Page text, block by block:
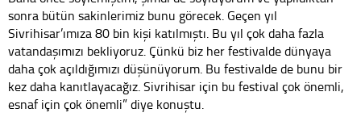
sonra bütün sakinlerimiz bunu görecek. Geçen yıl
Sivrihisar’ımıza 80 bin kişi katılmıştı. Bu yıl çok daha fazla
vatandaşımızı bekliyoruz. Çünkü biz her festivalde dünyaya
daha çok açıldığımızı düşünüyorum. Bu festivalde de bunu bir
kez daha kanıtlayacağız. ​Sivrihisar için bu festival çok önemli,
esnaf için çok önemli” diye konuştu.